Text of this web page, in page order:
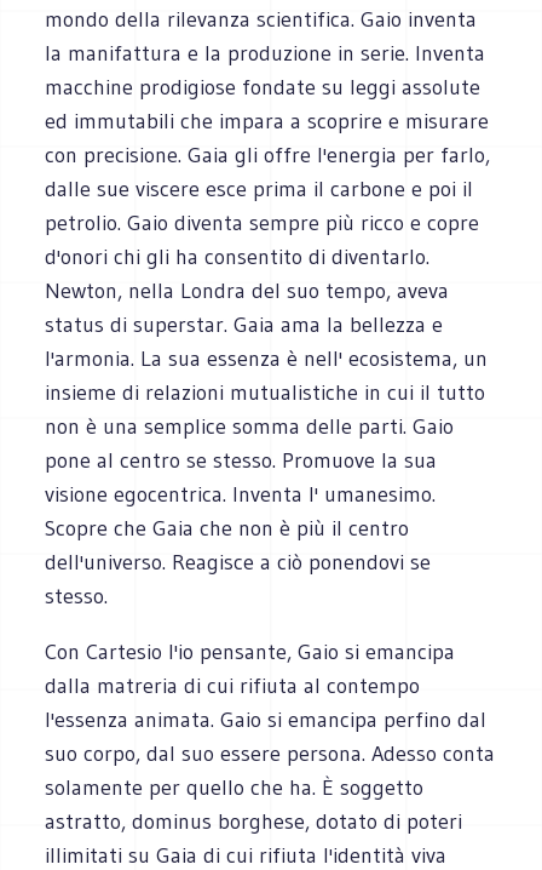
mondo della rilevanza scientifica. Gaio inventa
la manifattura e la produzione in serie. Inventa
macchine prodigiose fondate su leggi assolute
ed immutabili che impara a scoprire e misurare
con precisione. Gaia gli offre l'energia per farlo,
dalle sue viscere esce prima il carbone e poi il
petrolio. Gaio diventa sempre più ricco e copre
d'onori chi gli ha consentito di diventarlo.
Newton, nella Londra del suo tempo, aveva
status di superstar. Gaia ama la bellezza e
l'armonia. La sua essenza è nell' ecosistema, un
insieme di relazioni mutualistiche in cui il tutto
non è una semplice somma delle parti. Gaio
pone al centro se stesso. Promuove la sua
visione egocentrica. Inventa l' umanesimo.
Scopre che Gaia che non è più il centro
dell'universo. Reagisce a ciò ponendovi se
stesso.
Con Cartesio l'io pensante, Gaio si emancipa
dalla matreria di cui rifiuta al contempo
l'essenza animata. Gaio si emancipa perfino dal
suo corpo, dal suo essere persona. Adesso conta
solamente per quello che ha. È soggetto
astratto, dominus borghese, dotato di poteri
illimitati su Gaia di cui rifiuta l'identità viva